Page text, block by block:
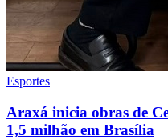
Esportes
Araxá inicia obras de
1,5 milhão em Brasília